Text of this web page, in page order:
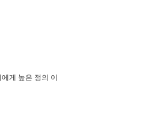
게 높은 정의 이